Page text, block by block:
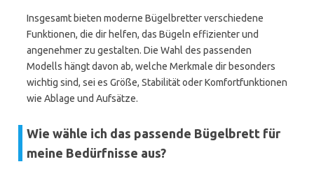
Insgesamt bieten moderne Bügelbretter verschiedene
Funktionen, die dir helfen, das Bügeln effizienter und
angenehmer zu gestalten. Die Wahl des passenden
Modells hängt davon ab, welche Merkmale dir besonders
wichtig sind, sei es Größe, Stabilität oder Komfortfunktionen
wie Ablage und Aufsätze.
Wie wähle ich das passende Bügelbrett für
meine Bedürfnisse aus?